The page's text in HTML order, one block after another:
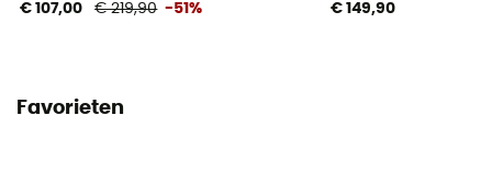
€ 107,00 € 219,90 -51% € 149,90
Favorieten